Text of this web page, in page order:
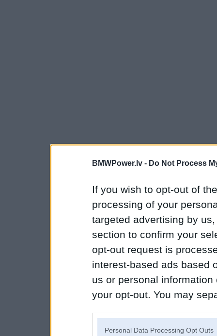
BMWPower.lv - Do Not Process
If you wish to opt-out of
processing of your
targeted advertising by
section to confirm your
opt-out request is
interest-based ads based
us or personal
your opt-out. You may
Personal Data Processing Opt Outs